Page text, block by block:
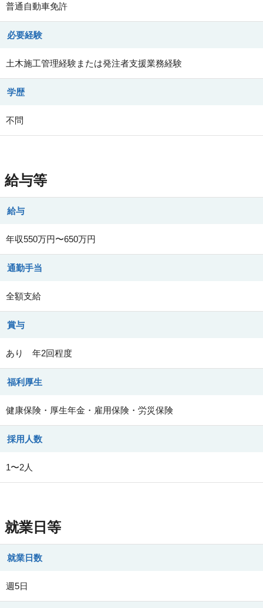
普通自動車免許
必要経験
土木施工管理経験または発注者支援業務経験
学歴
不問
給与等
給与
年収550万円〜650万円
通勤手当
全額支給
賞与
あり 年2回程度
福利厚生
健康保険・厚生年金・雇用保険・労災保険
採用人数
1〜2人
就業日等
就業日数
週5日